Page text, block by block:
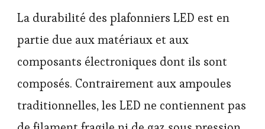
La durabilité des plafonniers LED est en
partie due aux matériaux et aux
composants électroniques dont ils sont
composés. Contrairement aux ampoules
traditionnelles, les LED ne contiennent pas